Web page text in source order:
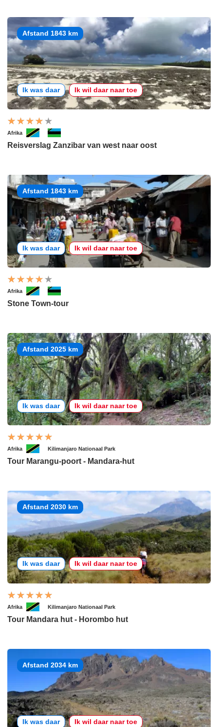
Afstand 1843 km
Ik was daar Ik wil daar naar toe
Afrika
Reisverslag Zanzibar van west naar oost
Afstand 1843 km
Ik was daar Ik wil daar naar toe
Afrika
Stone Town-tour
Afstand 2025 km
Ik was daar Ik wil daar naar toe
Afrika Kilimanjaro Nationaal Park
Tour Marangu-poort - Mandara-hut
Afstand 2030 km
Ik was daar Ik wil daar naar toe
Afrika Kilimanjaro Nationaal Park
Tour Mandara hut - Horombo hut
Afstand 2034 km
Ik was daar Ik wil daar naar toe